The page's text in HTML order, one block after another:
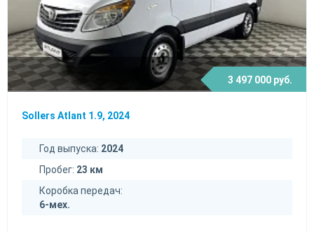
3 497 000 руб.
Sollers Atlant 1.9, 2024
Год выпуска: 2024
Пробег: 23 км
Коробка передач:
6-мех.